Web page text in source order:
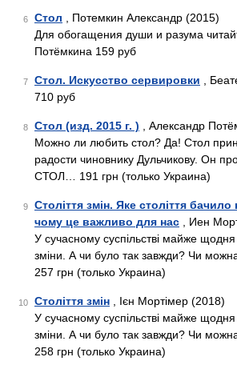
6 Стол , Потемкин Александр (2015)
Для обогащения души и разума
Потёмкина 159 руб
7 Стол. Искусство сервировки ,
710 руб
8 Стол (изд. 2015 г. ) , Александр
Можно ли любить стол? Да! Стол
радости чиновнику Дульчикову. Он
СТОЛ… 191 грн (только Украина)
9
Століття змін. Яке століття бачило
чому це важливо для нас , Иен
У сучасному суспільстві майже щодня
зміни. А чи було так завжди? Чи
257 грн (только Украина)
10 Століття змін , Ієн Мортімер (2018)
У сучасному суспільстві майже щодня
зміни. А чи було так завжди? Чи
258 грн (только Украина)